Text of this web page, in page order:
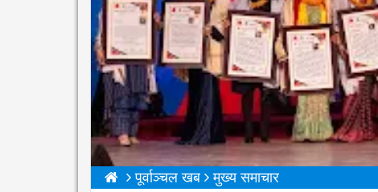
पूर्वाञ्चल खब मुख्य समाचार